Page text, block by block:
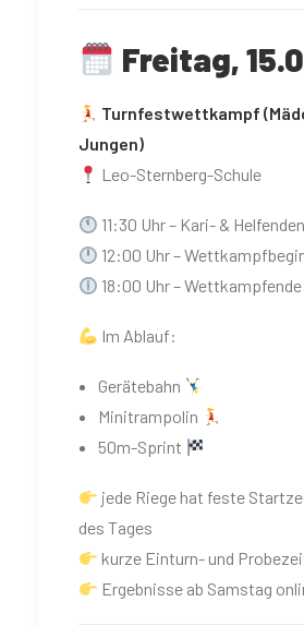
Freitag,
Turnfestwettkampf
Jungen)
Leo-Sternberg-Schule
11:30 Uhr – Kari- &
12:00 Uhr –
18:00 Uhr – Wettkampfende
Im Ablauf:
Gerätebahn
Minitrampolin
50m-Sprint
jede Riege hat feste
des Tages
kurze Einturn- und
Ergebnisse ab Samstag